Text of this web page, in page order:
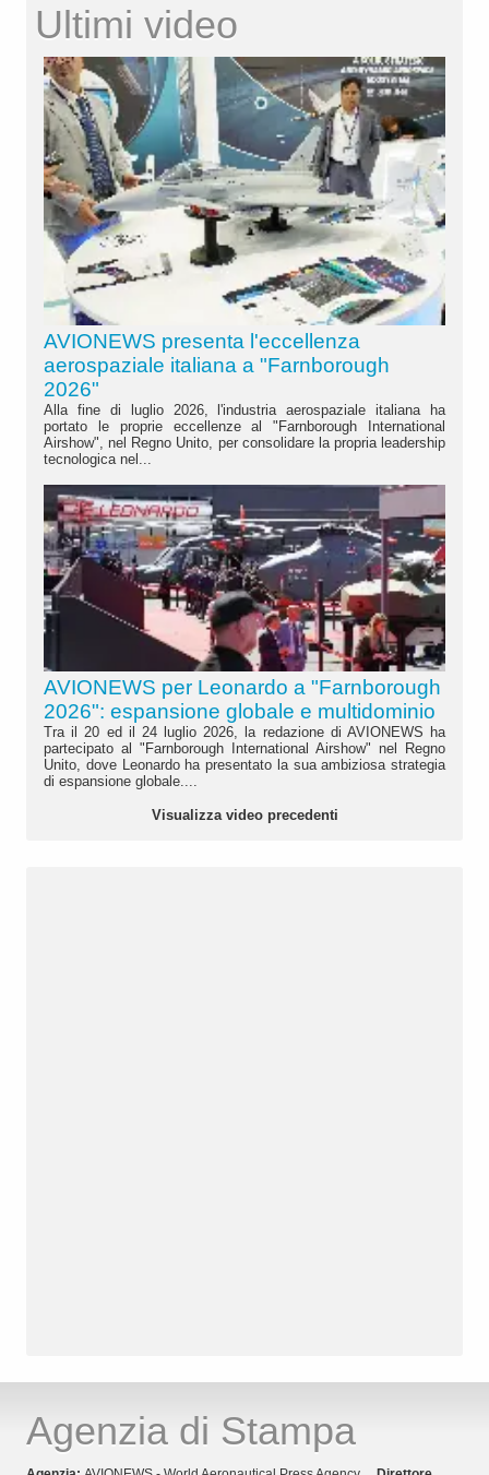
Ultimi video
AVIONEWS presenta l'eccellenza
aerospaziale italiana a "Farnborough
2026"
Alla fine di luglio 2026, l'industria aerospaziale italiana ha
portato le proprie eccellenze al "Farnborough International
Airshow", nel Regno Unito, per consolidare la propria leadership
tecnologica nel...
AVIONEWS per Leonardo a "Farnborough
2026": espansione globale e multidominio
Tra il 20 ed il 24 luglio 2026, la redazione di AVIONEWS ha
partecipato al "Farnborough International Airshow" nel Regno
Unito, dove Leonardo ha presentato la sua ambiziosa strategia
di espansione globale....
Visualizza video precedenti
Agenzia di Stampa